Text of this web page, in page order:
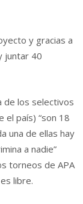
y gracias a
juntar 40
de los selectivos
el país) “son 18
una de ellas hay
a nadie”
torneos de APA
libre.